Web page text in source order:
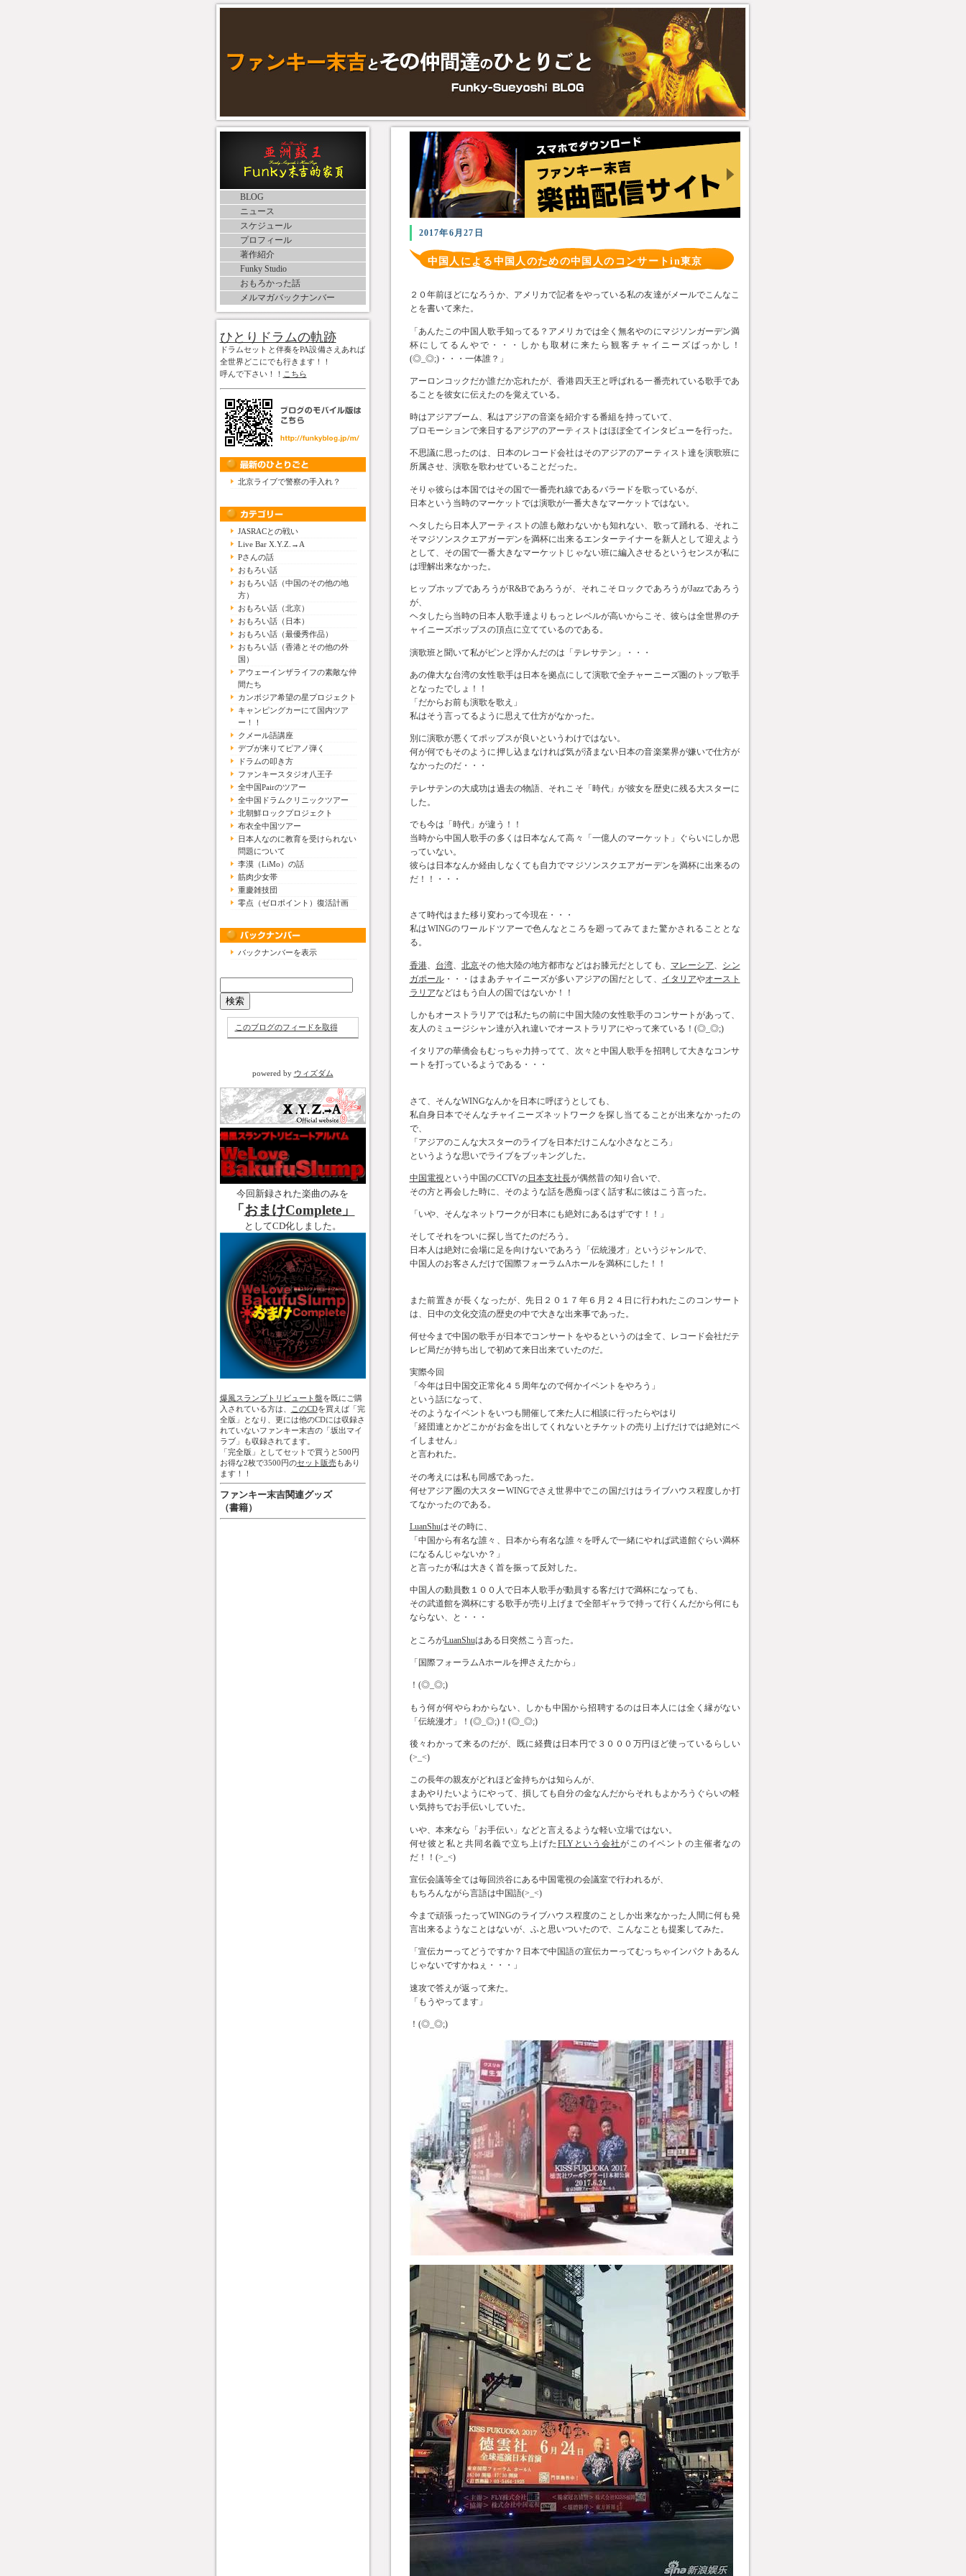
BLOG
ニュース
スケジュール
プロフィール
著作紹介
Funky Studio
おもろかった話
メルマガバックナンバー
ひとりドラムの軌跡
ドラムセットと伴奏をPA設備さえあれば
全世界どこにでも行きます！！
呼んで下さい！！ こちら
北京ライブで警察の手入れ？
JASRACとの戦い
Live Bar X.Y.Z.→A
Pさんの話
おもろい話
おもろい話（中国のその他の地
方）
おもろい話（北京）
おもろい話（日本）
おもろい話（最優秀作品）
おもろい話（香港とその他の外
国）
アウェーインザライフの素敵な仲
間たち
カンボジア希望の星プロジェクト
キャンピングカーにて国内ツア
ー！！
クメール語講座
デブが来りてピアノ弾く
ドラムの叩き方
ファンキースタジオ八王子
全中国Pairのツアー
全中国ドラムクリニックツアー
北朝鮮ロックプロジェクト
布衣全中国ツアー
日本人なのに教育を受けられない
問題について
李漠（LiMo）の話
筋肉少女帯
重慶雑技団
零点（ゼロポイント）復活計画
バックナンバーを表示
このブログのフィードを取得
powered by ウィズダム
今回新録された楽曲のみを
「おまけComplete」
としてCD化しました。
爆風スランプトリビュート盤を既にご購
入されている方は、
このCDを買えば「完
全版」となり、更には他のCDには収録さ
れていないファンキー末吉の「坂出マイ
ラブ」も収録されてます。
「完全版」としてセットで買うと500円
お得な2枚で3500円のセット販売もあり
ます！！
ファンキー末吉関連グッズ
（書籍）
2017年6月27日
中国人による中国人のための中国人のコンサートin東京
２０年前ほどになろうか、アメリカで記者をやっている私の友達がメールでこんなこ
とを書いて来た。
「あんたこの中国人歌手知ってる？アメリカでは全く無名やのにマジソンガーデン満
杯にしてるんやで・・・しかも取材に来たら観客チャイニーズばっかし！
(◎_◎;)・・・一体誰？」
アーロンコックだか誰だか忘れたが、香港四天王と呼ばれる一番売れている歌手であ
ることを彼女に伝えたのを覚えている。
時はアジアブーム、私はアジアの音楽を紹介する番組を持っていて、
プロモーションで来日するアジアのアーティストはほぼ全てインタビューを行った。
不思議に思ったのは、日本のレコード会社はそのアジアのアーティスト達を演歌班に
所属させ、演歌を歌わせていることだった。
そりゃ彼らは本国ではその国で一番売れ線であるバラードを歌っているが、
日本という当時のマーケットでは演歌が一番大きなマーケットではない。
ヘタしたら日本人アーティストの誰も敵わないかも知れない、歌って踊れる、それこ
そマジソンスクエアガーデンを満杯に出来るエンターテイナーを新人として迎えよう
として、その国で一番大きなマーケットじゃない班に編入させるというセンスが私に
は理解出来なかった。
ヒップホップであろうがR&Bであろうが、それこそロックであろうがJazzであろう
が、
ヘタしたら当時の日本人歌手達よりもっとレベルが高いからこそ、彼らは全世界のチ
ャイニーズポップスの頂点に立てているのである。
演歌班と聞いて私がピンと浮かんだのは「テレサテン」・・・
あの偉大な台湾の女性歌手は日本を拠点にして演歌で全チャーニーズ圏のトップ歌手
となったでしょ！！
「だからお前も演歌を歌え」
私はそう言ってるように思えて仕方がなかった。
別に演歌が悪くてポップスが良いというわけではない。
何が何でもそのように押し込まなければ気が済まない日本の音楽業界が嫌いで仕方が
なかったのだ・・・
テレサテンの大成功は過去の物語、それこそ「時代」が彼女を歴史に残る大スターに
した。
でも今は「時代」が違う！！
当時から中国人歌手の多くは日本なんて高々「一億人のマーケット」ぐらいにしか思
っていない。
彼らは日本なんか経由しなくても自力でマジソンスクエアガーデンを満杯に出来るの
だ！！・・・
さて時代はまた移り変わって今現在・・・
私はWINGのワールドツアーで色んなところを廻ってみてまた驚かされることとな
る。
香港、 台湾 、北京その他大陸の地方都市などはお膝元だとしても、 マレーシア
シン
ガポール・・・はまあチャイニーズが多いアジアの国だとして、 イタリアやオースト
ラリアなどはもう白人の国ではないか！！
しかもオーストラリアでは私たちの前に中国大陸の女性歌手のコンサートがあって、
友人のミュージシャン達が入れ違いでオーストラリアにやって来ている！(◎_◎;)
イタリアの華僑会もむっちゃ力持ってて、次々と中国人歌手を招聘して大きなコンサ
ートを打っているようである・・・
さて、そんなWINGなんかを日本に呼ぼうとしても、
私自身日本でそんなチャイニーズネットワークを探し当てることが出来なかったの
で、
「アジアのこんな大スターのライブを日本だけこんな小さなところ」
というような思いでライブをブッキングした。
中国電視という中国のCCTVの日本支社長が偶然昔の知り合いで、
その方と再会した時に、そのような話を愚痴っぽく話す私に彼はこう言った。
「いや、そんなネットワークが日本にも絶対にあるはずです！！」
そしてそれをついに探し当てたのだろう。
日本人は絶対に会場に足を向けないであろう「伝統漫才」というジャンルで、
中国人のお客さんだけで国際フォーラムAホールを満杯にした！！
また前置きが長くなったが、先日２０１７年６月２４日に行われたこのコンサート
は、日中の文化交流の歴史の中で大きな出来事であった。
何せ今まで中国の歌手が日本でコンサートをやるというのは全て、レコード会社だテ
レビ局だが持ち出しで初めて来日出来ていたのだ。
実際今回
「今年は日中国交正常化４５周年なので何かイベントをやろう」
という話になって、
そのようなイベントをいつも開催して来た人に相談に行ったらやはり
「経団連とかどこかがお金を出してくれないとチケットの売り上げだけでは絶対にペ
イしません」
と言われた。
その考えには私も同感であった。
何せアジア圏の大スターWINGでさえ世界中でこの国だけはライブハウス程度しか打
てなかったのである。
LuanShuはその時に、
「中国から有名な誰々、日本から有名な誰々を呼んで一緒にやれば武道館ぐらい満杯
になるんじゃないか？」
と言ったが私は大きく首を振って反対した。
中国人の動員数１００人で日本人歌手が動員する客だけで満杯になっても、
その武道館を満杯にする歌手が売り上げまで全部ギャラで持って行くんだから何にも
ならない、と・・・
ところがLuanShuはある日突然こう言った。
「国際フォーラムAホールを押さえたから」
！(◎_◎;)
もう何が何やらわからない、しかも中国から招聘するのは日本人には全く縁がない
「伝統漫才」！(◎_◎;)！(◎_◎;)
後々わかって来るのだが、既に経費は日本円で３０００万円ほど使っているらしい
(>_<)
この長年の親友がどれほど金持ちかは知らんが、
まあやりたいようにやって、損しても自分の金なんだからそれもよかろうぐらいの軽
い気持ちでお手伝いしていた。
いや、本来なら「お手伝い」などと言えるような軽い立場ではない。
何せ彼と私と共同名義で立ち上げたFLYという会社がこのイベントの主催者なの
だ！！(>_<)
宣伝会議等全ては毎回渋谷にある中国電視の会議室で行われるが、
もちろんながら言語は中国語(>_<)
今まで頑張ったってWINGのライブハウス程度のことしか出来なかった人間に何も発
言出来るようなことはないが、ふと思いついたので、こんなことも提案してみた。
「宣伝カーってどうですか？日本で中国語の宣伝カーってむっちゃインパクトあるん
じゃないですかねぇ・・・」
速攻で答えが返って来た。
「もうやってます」
！(◎_◎;)